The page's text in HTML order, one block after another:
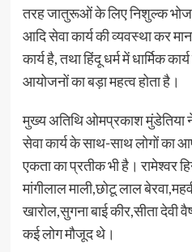
तरह जातुरूओं के लिए निशुल्क
आदि सेवा कार्य की व्यवस्था कर
कार्य है, तथा हिंदू धर्म में धार्मिक
आयोजनों का बड़ा महत्व होता है।
मुख्य अतिथि ओमप्रकाश मुंडेतिया
सेवा कार्य के साथ-साथ लोगों का
एकता का प्रतीक भी है। रामेश्वर
मांगीलाल माली,छोटू लाल
खारोल,सुगना बाई कीर,सीता देवी
कई लोग मौजूद थे।